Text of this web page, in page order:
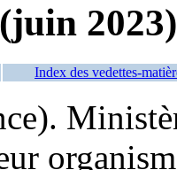
2023)
Index des vedettes-